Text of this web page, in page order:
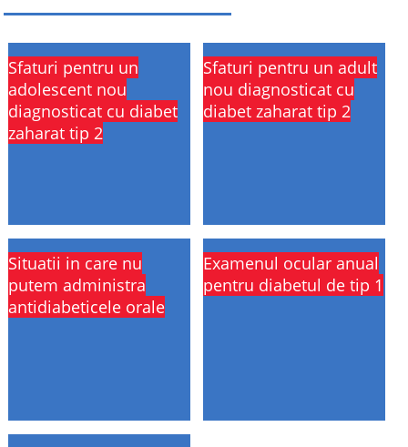
Sfaturi pentru un
adolescent nou
diagnosticat cu diabet
zaharat tip 2
Sfaturi pentru un adult
nou diagnosticat cu
diabet zaharat tip 2
Situatii in care nu
putem administra
antidiabeticele orale
Examenul ocular anual
pentru diabetul de tip 1